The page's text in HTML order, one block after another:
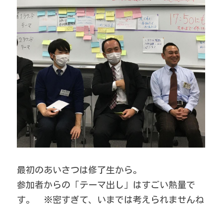
最初のあいさつは修了生から。
参加者からの「テーマ出し」はすごい熱量で
す。　※密すぎて、いまでは考えられませんね